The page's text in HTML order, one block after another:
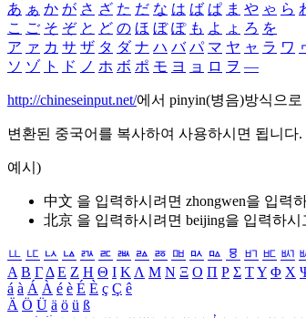
あ ぁ か が さ ざ た だ な は ば ぱ ま や ゃ ら
こ ご そ ぞ と ど の ほ ぼ ぽ も よ ょ ろ を
ア ァ カ サ ザ タ ダ ナ ハ バ パ マ ヤ ャ ラ ワ
ソ ゾ ト ド ノ ホ ボ ポ モ ヨ ョ ロ ヲ ―
http://chineseinput.net/에서 pinyin(병음)방식으
변환된 중국어를 복사하여 사용하시면 됩니다.
예시)
中文 을 입력하시려면 zhongwen을 입력
北京 을 입력하시려면 beijing을 입력하시
ㅥ ㅦ ㅧ ㅨ ㅩ ㅪ ㅫ ㅬ ㅭ ㅮ ㅯ ㅰ ㅱ ㅲ ㅳ ㅴ
Α Β ΓΔ Ε Ζ Η Θ Ι ΚΛ Μ Ν Ξ Ο Π Ρ Σ ΤΥ Φ Χ
á à Á À é è É È ç Ç ê
Ä Ö Ü ä ö ü ß